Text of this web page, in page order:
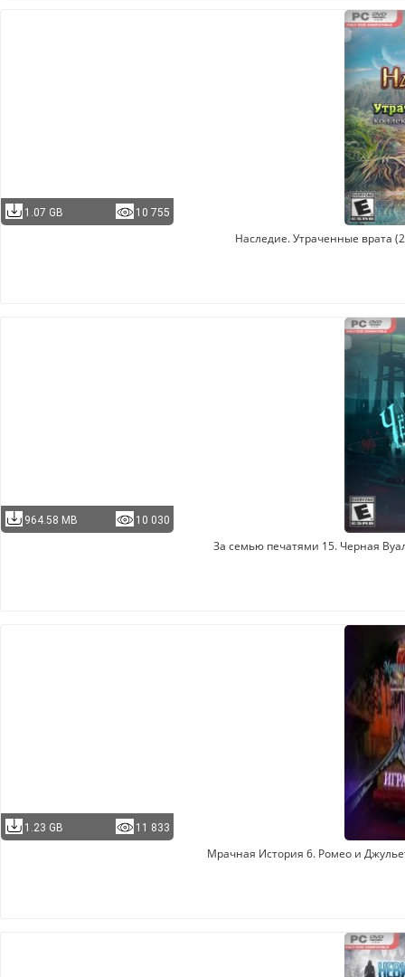
1.07 GB 10 755
Наследие. Утраченные врата
964.58 MB 10 030
За семью печатями 15. Черная
1.23 GB 11 833
Мрачная История 6. Ромео и